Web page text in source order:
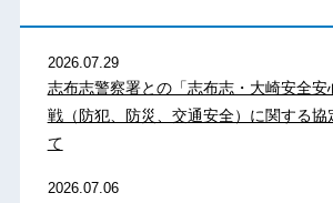
2026.07.29
志布志警察署との「志布志・大崎安全安
戦（防犯、防災、交通安全）に関する協
て
2026.07.06